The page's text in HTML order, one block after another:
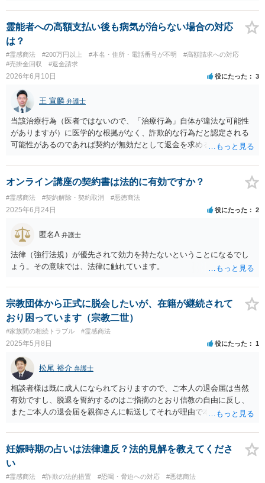
えた上で弁護士費用をかけて対応をするかどうかを検討する必要があ
るように思われます。
霊能者への高額支払い後も病気が治らない場合の対応
は？
#霊感商法 #200万円以上 #本名・住所・電話番号が不明
#高額請求への対応
#売掛金回収
#返金請求
2026年6月10日 役にたった 3
王 宣麟 弁護士
当該治療行為（医者ではないので、「治療行為」自体が違法な可能性
がありますが）に医学的な根拠がなく、詐欺的な行為だと認定される
可能性があるのであれば契約が無効だとして返金を求める可能性があ
いては、加害者に資金がないことを理由に、回収が出来ずに案件が終
了することもありますので、お手元にある相手方を特定するための証
拠や契約書類、説明資料等を含めて弁護士に相談されるのをお勧めし
ます。
オンライン講座の契約書は法的に有効ですか？
#霊感商法 #契約解除・契約取消 #悪徳商法
2025年6月24日 役にたった 2
匿名A 弁護士
法律（強行法規）が優先されて効力を持たないということになるでし
ょう。その意味では、法律に触れています。
宗教団体から正式に脱会したいが、在籍が継続されて
おり困っています（宗教二世）
#家族間の相続トラブル #霊感商法
2025年5月8日 役にたった 1
松尾 裕介 弁護士
相談者様は既に成人になられておりますので、ご本人の退会届は当然
有効ですし、脱退を誓約するのはご指摘のとおり信教の自由に反し、
またご本人の退会届を親御さんに転送してそれが理由で本部が退会に
ような理由で、誠実に対応いただけなければ損害賠償請求も検討する
旨申し入れたうえで、弁護士名義等で、退会証明等を依頼する内容証
明郵便を本部宛に送付することが考えられるかと思います。
妊娠時期の占いは法律違反？法的見解を教えてくださ
い
#霊感商法 #詐欺の法的措置 #恐喝・脅迫への対応 #悪徳商法